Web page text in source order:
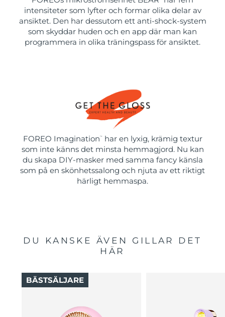
intensiteter som lyfter och formar olika delar av
ansiktet. Den har dessutom ett anti-shock-system
som skyddar huden och en app där man kan
programmera in olika träningspass för ansiktet.
FOREO Imagination ™
har en lyxig, krämig textur
som inte känns det minsta hemmagjord. Nu kan
du skapa DIY-masker med samma fancy känsla
som på en skönhetssalong och njuta av ett riktigt
härligt hemmaspa.
DU KANSKE ÄVEN GILLAR DET
HÄR
BÄSTSÄLJARE